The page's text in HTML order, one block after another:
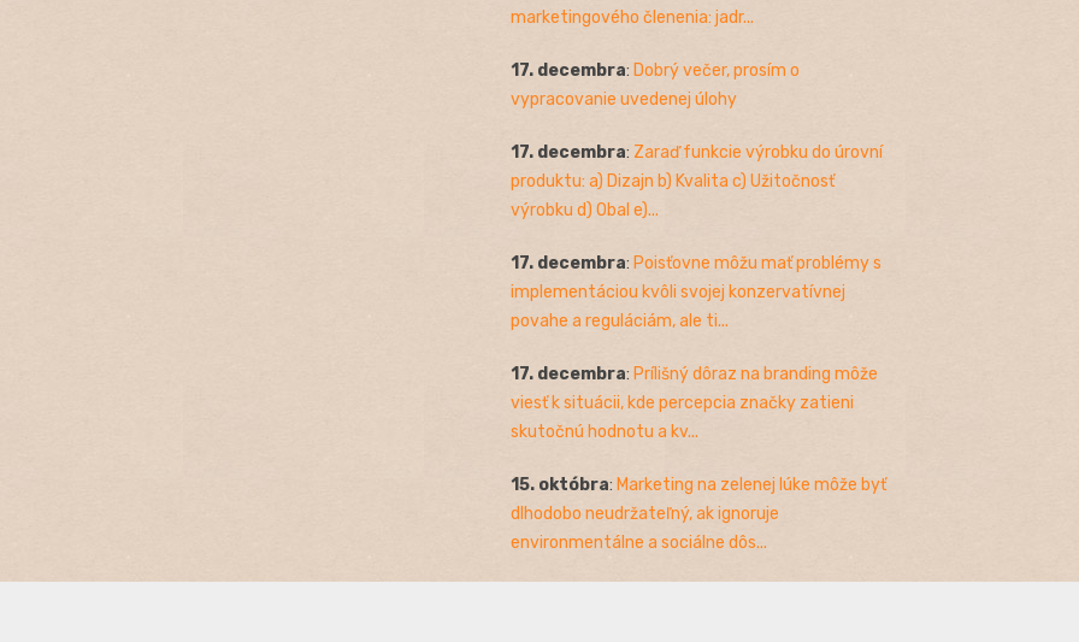
marketingového členenia: jadr...
17. decembra: Dobrý večer, prosím o
vypracovanie uvedenej úlohy
17. decembra: Zaraď funkcie výrobku do úrovní
produktu: a) Dizajn b) Kvalita c) Užitočnosť
výrobku d) Obal e)...
17. decembra: Poisťovne môžu mať problémy s
implementáciou kvôli svojej konzervatívnej
povahe a reguláciám, ale ti...
17. decembra: Prílišný dôraz na branding môže
viesť k situácii, kde percepcia značky zatieni
skutočnú hodnotu a kv...
15. októbra: Marketing na zelenej lúke môže byť
dlhodobo neudržateľný, ak ignoruje
environmentálne a sociálne dôs...